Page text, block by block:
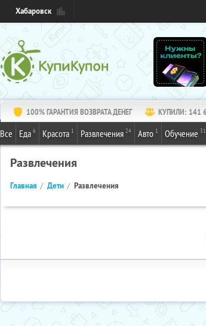
Хабаровск
100% ГАРАНТИЯ ВОЗВРАТА ДЕНЕГ КУПИЛИ: 141
Все Еда 6 Красота 1 Развлечения 24 Авто 1 Обучение 31
Развлечения
Главная Дети Развлечения